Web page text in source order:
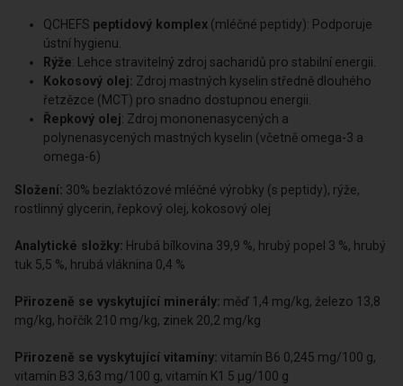
nevyhýbá ani našim zvířatům. Čisté zuby a zdravá ústní
dutina jsou základem pevného zdraví vašeho psa
Funkční složky:
QCHEFS peptidový komplex
(mléčné peptidy): Podporuje
ústní hygienu.
Rýže: Lehce stravitelný zdroj sacharidů pro stabilní energii.
Kokosový olej:Zdroj mastných kyselin středně dlouhého
řetzězce (MCT) pro snadno dostupnou energii.
polynenasycených mastných kyselin (včetně omega-3 a
omega-6)
Složení:30% bezlaktózové mléčné výrobky (s peptidy), rýže,
rostlinný glycerin, řepkový olej, kokosový olej
Analytické složky:Hrubá bílkovina 39,9 %, hrubý popel 3 %, hrubý
tuk 5,5 %, hrubá vláknina 0,4 %